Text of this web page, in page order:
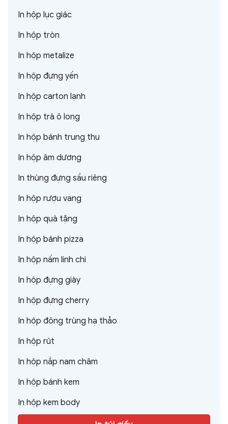
In hộp lục giác
In hộp tròn
In hộp metalize
In hộp đựng yến
In hộp carton lạnh
In hộp trà ô long
In hộp bánh trung thu
In hộp âm dương
In thùng đựng sầu riêng
In hộp rượu vang
In hộp quà tặng
In hộp bánh pizza
In hộp nấm linh chi
In hộp đựng giày
In hộp đựng cherry
In hộp đông trùng hạ thảo
In hộp rút
In hộp nắp nam châm
In hộp bánh kem
In hộp kem body